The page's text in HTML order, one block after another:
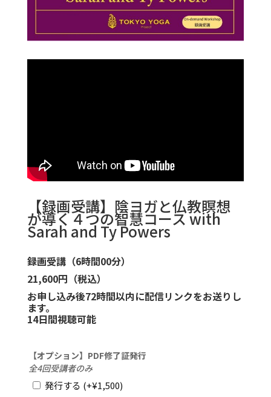
【録画受講】陰ヨガと仏教瞑想
が導く４つの智慧コース with
Sarah and Ty Powers
録画受講（6時間00分）
21,600円（税込）
お申し込み後72時間以内に配信リンクをお送りし
ます。
14日間視聴可能
【オプション】PDF修了証発行
全4回受講者のみ
発行する (+¥1,500)